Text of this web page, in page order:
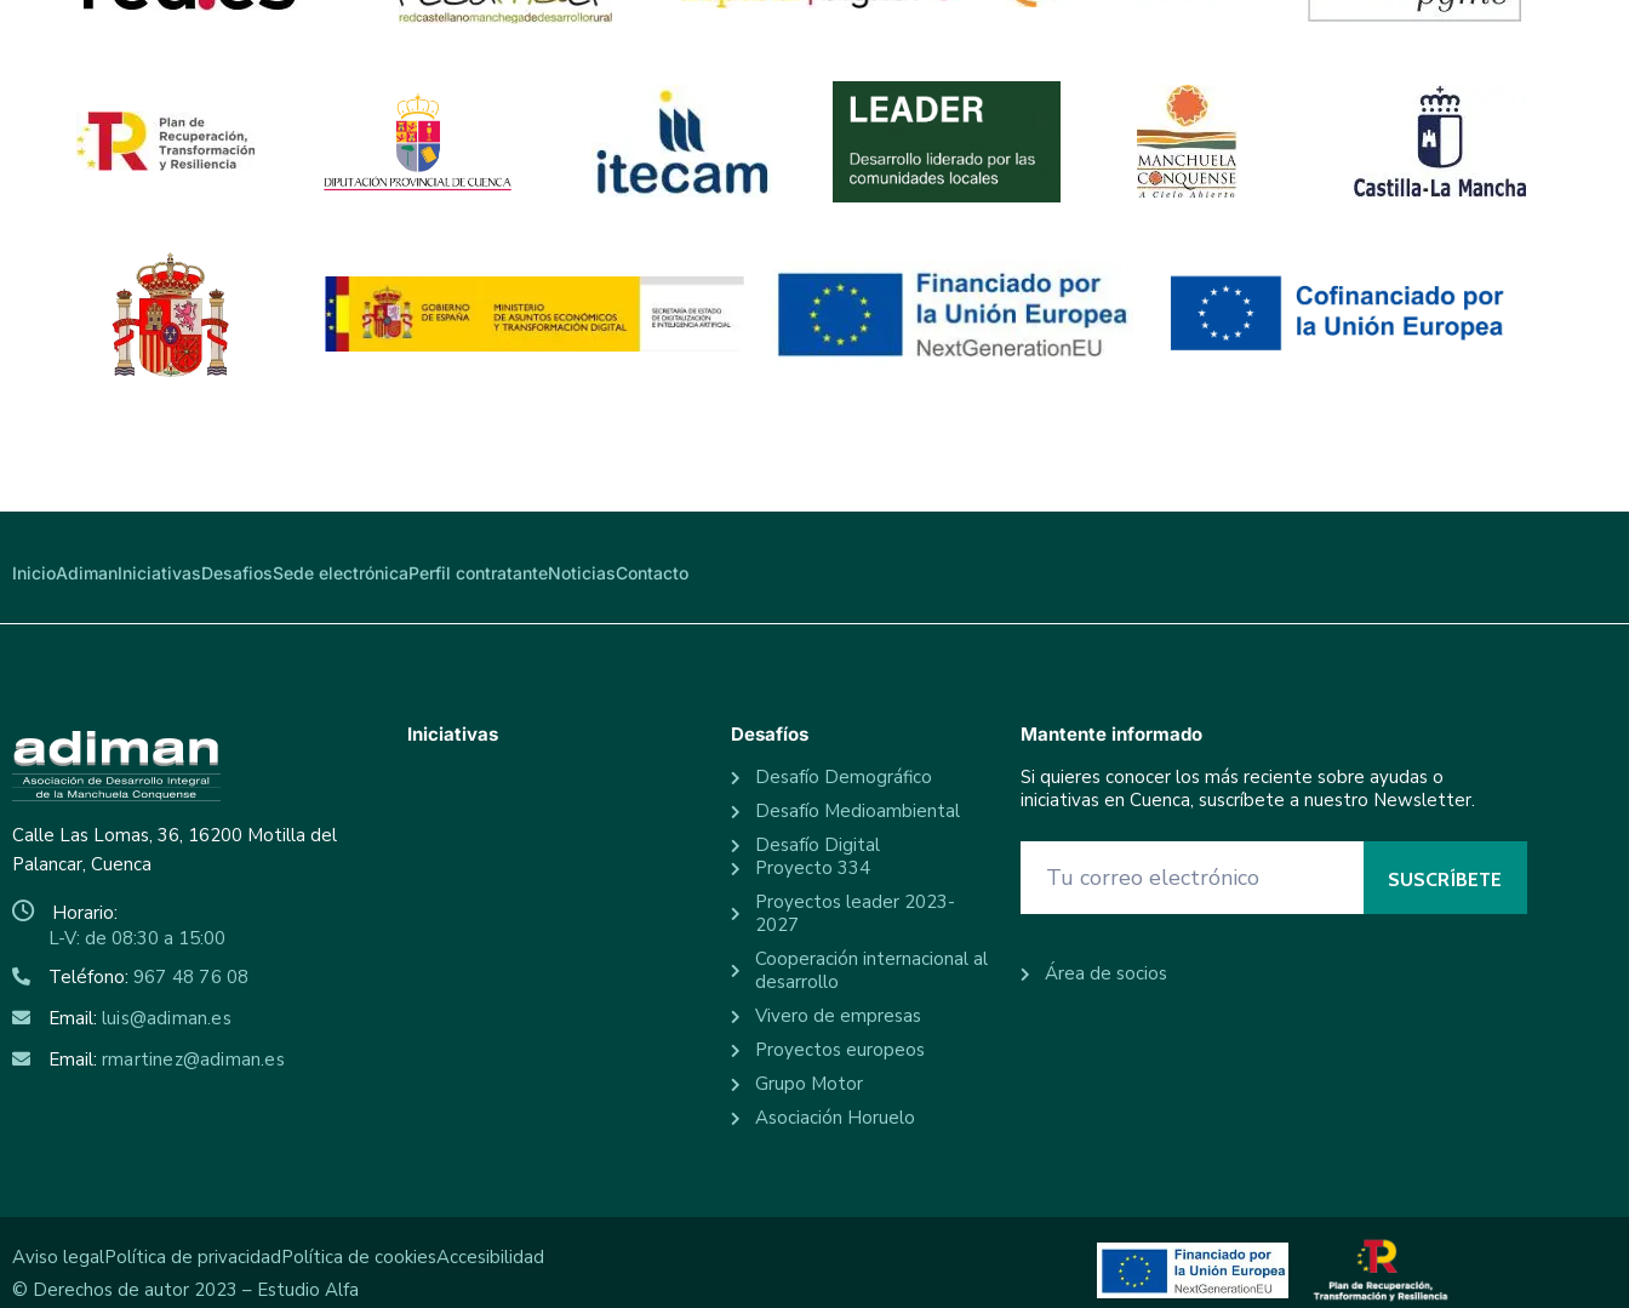
InicioAdimanIniciativasDesafiosSede electrónicaPerfil contratanteNoticiasContacto
Calle Las Lomas, 36, 16200 Motilla del
Palancar, Cuenca
Horario:
L-V: de 08:30 a 15:00
Teléfono: 967 48 76 08
Email: luis@adiman.es
Email: rmartinez@adiman.es
Iniciativas Desafíos
Desafío Demográfico
Desafío Medioambiental
Desafío Digital
Proyecto 334
Proyectos leader 2023-
2027
Cooperación internacional al
desarrollo
Vivero de empresas
Proyectos europeos
Grupo Motor
Asociación Horuelo
Mantente informado
Si quieres conocer los más reciente sobre ayudas o
iniciativas en Cuenca, suscríbete a nuestro Newsletter.
Área de socios
Aviso legalPolítica de privacidadPolítica de cookiesAccesibilidad
© Derechos de autor 2023 – Estudio Alfa